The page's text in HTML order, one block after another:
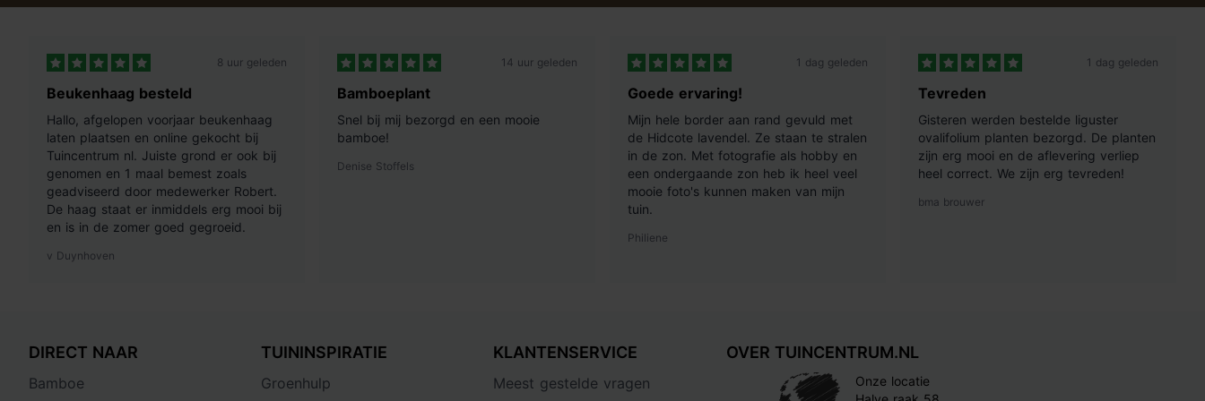
8 uur geleden
Beukenhaag besteld
Hallo, afgelopen voorjaar beukenhaag
laten plaatsen en online gekocht bij
Tuincentrum nl. Juiste grond er ook bij
genomen en 1 maal bemest zoals
geadviseerd door medewerker Robert.
De haag staat er inmiddels erg mooi bij
en is in de zomer goed gegroeid.
v Duynhoven
14 uur geleden
Bamboeplant
Snel bij mij bezorgd en een mooie
bamboe!
Denise Stoffels
1 dag geleden
Goede ervaring!
Mijn hele border aan rand gevuld met
de Hidcote lavendel. Ze staan te stralen
in de zon. Met fotografie als hobby en
een ondergaande zon heb ik heel veel
mooie foto's kunnen maken van mijn
tuin.
Philiene
1 dag geleden
Tevreden
Gisteren werden bestelde liguster
ovalifolium planten bezorgd. De planten
zijn erg mooi en de aflevering verliep
heel correct. We zijn erg tevreden!
bma brouwer
DIRECT NAAR
Bamboe
TUININSPIRATIE
Groenhulp
KLANTENSERVICE
Meest gestelde vragen
OVER TUINCENTRUM.NL
Onze locatie